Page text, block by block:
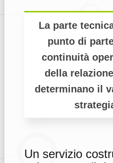
La parte
punto di
continuità
della
determinano il
Un servizio